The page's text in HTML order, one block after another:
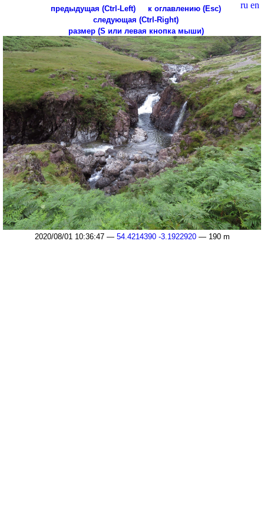
ru en
предыдущая (Ctrl-Left)
к оглавлению (Esc)
следующая (Ctrl-Right)
размер (S или левая кнопка мыши)
2020/08/01 10:36:47 — 54.4214390 -3.1922920— 190 m